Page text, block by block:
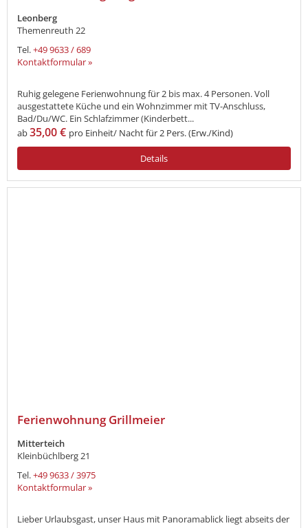
Leonberg
Themenreuth 22
Tel.+49 9633 / 689
Kontaktformular »
Ruhig gelegene Ferienwohnung für 2 bis max. 4 Personen. Voll
ausgestattete Küche und ein Wohnzimmer mit TV-Anschluss,
Bad/Du/WC. Ein Schlafzimmer (Kinderbett...
ab35,00 € pro Einheit/ Nacht für 2 Pers. (Erw./Kind)
Details
Ferienwohnung Grillmeier
Mitterteich
Kleinbüchlberg 21
Tel.+49 9633 / 3975
Kontaktformular »
Lieber Urlaubsgast, unser Haus mit Panoramablick liegt abseits der